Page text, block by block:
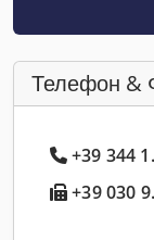
Телефон &
+39 344
+39 030